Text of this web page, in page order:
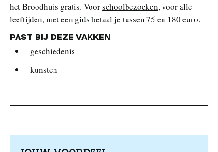
het Broodhuis gratis. Voorschoolbezoeken, voor alle
leeftijden, met een gids betaal je tussen 75 en 180 euro.
PAST BIJ DEZE VAKKEN
geschiedenis
kunsten